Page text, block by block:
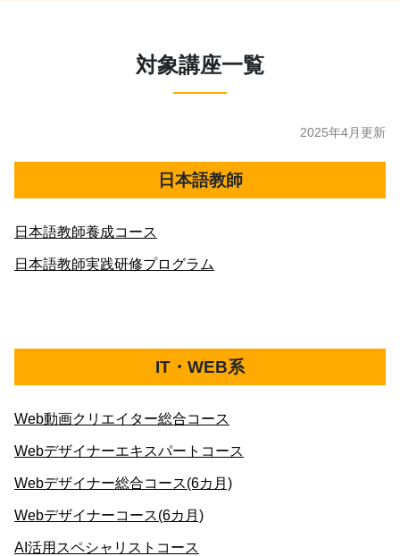
対象講座一覧
2025年4月更新
日本語教師
日本語教師養成コース
日本語教師実践研修プログラム
IT・WEB系
Web動画クリエイター総合コース
Webデザイナーエキスパートコース
Webデザイナー総合コース(6カ月)
Webデザイナーコース(6カ月)
AI活用スペシャリストコース